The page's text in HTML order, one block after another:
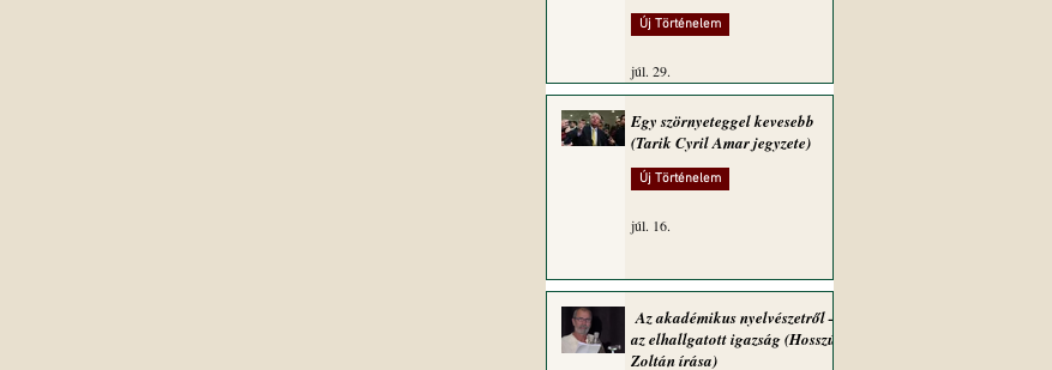
Új Történelem
júl. 29.
Egy szörnyeteggel kevesebb
(Tarik Cyril Amar jegyzete)
Új Történelem
júl. 16.
Az akadémikus nyelvészetről –
az elhallgatott igazság (Hosszú
Zoltán írása)